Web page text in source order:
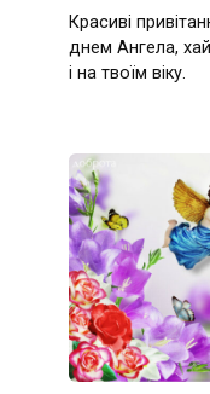
Красиві
днем Ангела,
і на твоїм віку.